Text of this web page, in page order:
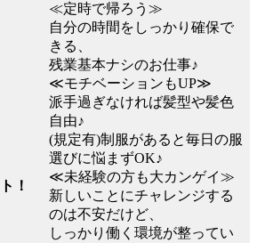
！
≪定時で帰ろう≫
自分の時間をしっかり確保で
きる、
残業基本ナシのお仕事♪
≪モチベーションもUP≫
派手過ぎなければ髪型や髪色
自由♪
(規定有)制服があると毎日の服
選びに悩まずOK♪
≪未経験の方も大カンゲイ≫
新しいことにチャレンジする
のは不安だけど、
しっかり働く環境が整ってい